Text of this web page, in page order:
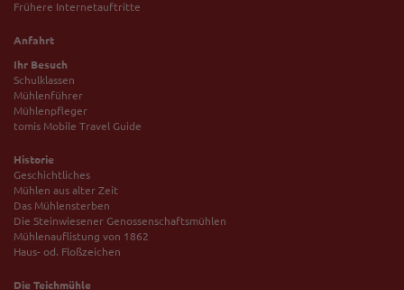
Frühere Internetauftritte
Anfahrt
Ihr Besuch
Schulklassen
Mühlenführer
Mühlenpfleger
tomis Mobile Travel Guide
Historie
Geschichtliches
Mühlen aus alter Zeit
Das Mühlensterben
Die Steinwiesener Genossenschaftsmühlen
Mühlenauflistung von 1862
Haus- od. Floßzeichen
Die Teichmühle